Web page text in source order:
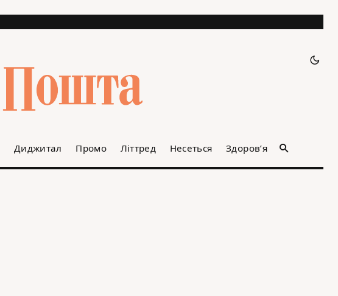
Диджитал Промо Літтред Несеться Здоров’я